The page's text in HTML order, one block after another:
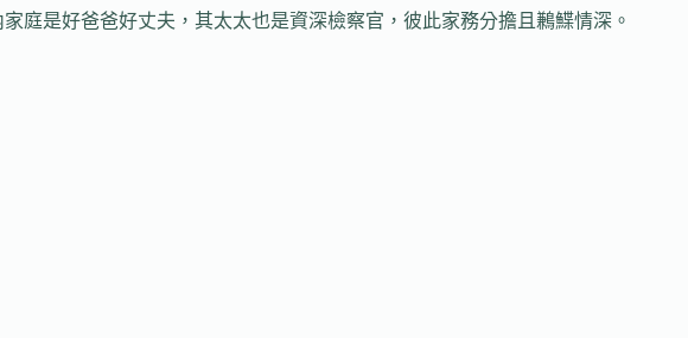
庭是好爸爸好丈夫，其太太也是資深檢察官，彼此家務分擔且鶼鰈情深。